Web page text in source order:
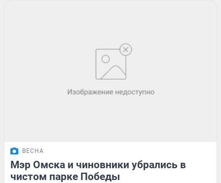
ВЕСНА
Мэр Омска и чиновники убрались в
чистом парке Победы